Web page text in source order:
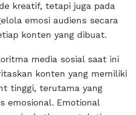
kreatif, tetapi juga pada
emosi audiens secara
konten yang dibuat.
media sosial saat ini
konten yang memiliki
tinggi, terutama yang
emosional. Emotional